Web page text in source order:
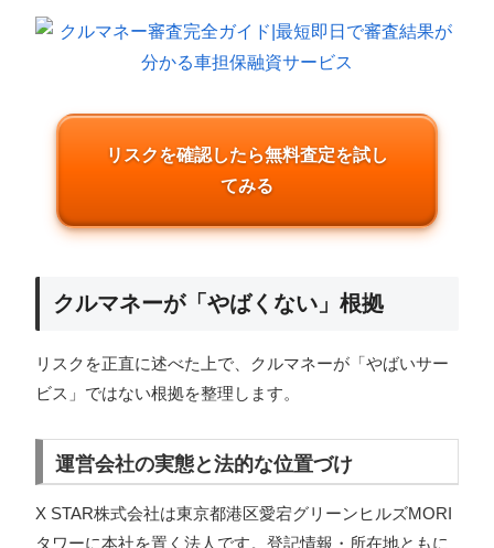
リスクを確認したら無料査定を試し
てみる
クルマネーが「やばくない」根拠
リスクを正直に述べた上で、クルマネーが「やばいサー
ビス」ではない根拠を整理します。
運営会社の実態と法的な位置づけ
X STAR株式会社は東京都港区愛宕グリーンヒルズMORI
タワーに本社を置く法人です。登記情報・所在地ともに